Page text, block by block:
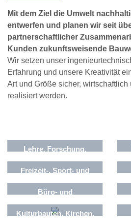
Mit dem Ziel die Umwelt
entwerfen und planen wir seit
partnerschaftlicher
Kunden zukunftsweisende
Wir setzen unser
Erfahrung und unsere Kreativität
Art und Größe sicher, wirtschaftlich
realisiert werden.
Lehre, Forschung,
Freizeit-, Sport- und
Büro- und
Kulturbauten, Kirchen,